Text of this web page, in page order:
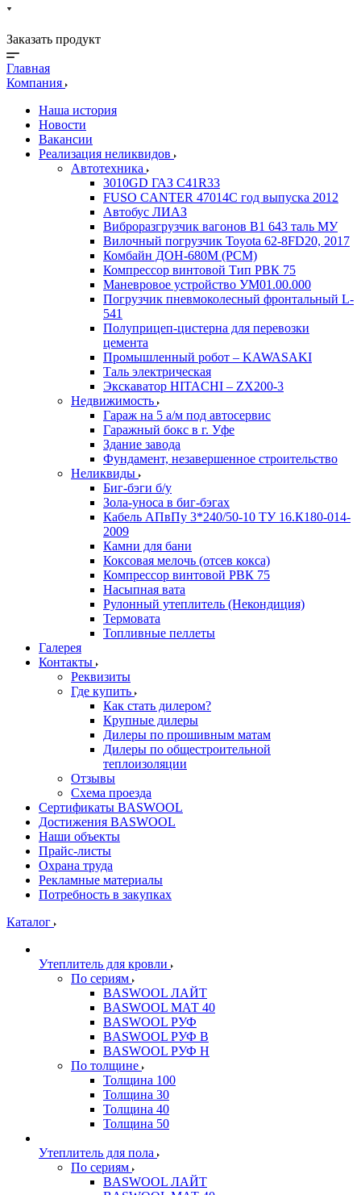
Заказать продукт
Главная
Компания
Наша история
Новости
Вакансии
Реализация неликвидов
Автотехника
3010GD ГАЗ С41R33
FUSO CANTER 47014C год выпуска 2012
Автобус ЛИАЗ
Виброразгрузчик вагонов В1 643 таль МУ
Вилочный погрузчик Toyota 62-8FD20, 2017
Комбайн ДОН-680М (РСМ)
Компрессор винтовой Тип РВК 75
Маневровое устройство УМ01.00.000
Погрузчик пневмоколесный фронтальный L-
541
Полуприцеп-цистерна для перевозки
цемента
Промышленный робот – KAWASAKI
Таль электрическая
Экскаватор HITACHI – ZX200-3
Недвижимость
Гараж на 5 а/м под автосервис
Гаражный бокс в г. Уфе
Здание завода
Фундамент, незавершенное строительство
Неликвиды
Биг-бэги б/у
Зола-уноса в биг-бэгах
Кабель АПвПу 3*240/50-10 ТУ 16.К180-014-
2009
Камни для бани
Коксовая мелочь (отсев кокса)
Компрессор винтовой РВК 75
Насыпная вата
Рулонный утеплитель (Некондиция)
Термовата
Топливные пеллеты
Галерея
Контакты
Реквизиты
Где купить
Как стать дилером?
Крупные дилеры
Дилеры по прошивным матам
Дилеры по общестроительной
теплоизоляции
Отзывы
Схема проезда
Сертификаты BASWOOL
Достижения BASWOOL
Наши объекты
Прайс-листы
Охрана труда
Рекламные материалы
Потребность в закупках
Каталог
Утеплитель для кровли
По сериям
BASWOOL ЛАЙТ
BASWOOL МАТ 40
BASWOOL РУФ
BASWOOL РУФ В
BASWOOL РУФ Н
По толщине
Толщина 100
Толщина 30
Толщина 40
Толщина 50
Утеплитель для пола
По сериям
BASWOOL ЛАЙТ